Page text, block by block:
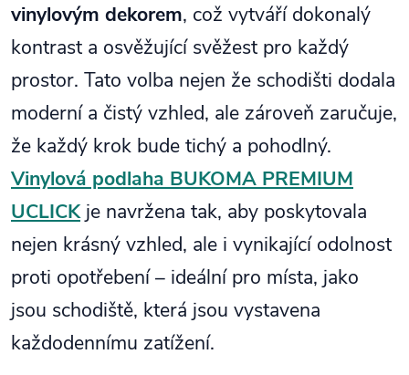
vinylovým dekorem, což vytváří dokonalý
kontrast a osvěžující svěžest pro každý
prostor. Tato volba nejen že schodišti dodala
moderní a čistý vzhled, ale zároveň zaručuje,
že každý krok bude tichý a pohodlný.
Vinylová podlaha BUKOMA PREMIUM
UCLICKje navržena tak, aby poskytovala
nejen krásný vzhled, ale i vynikající odolnost
proti opotřebení – ideální pro místa, jako
jsou schodiště, která jsou vystavena
každodennímu zatížení.